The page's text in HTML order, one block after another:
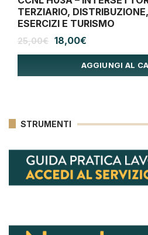
TERZIARIO,
ESERCIZI E TURISMO
25,00€ Il
originale
18,00€
attuale
AGGIUNGI AL
STRUMENTI